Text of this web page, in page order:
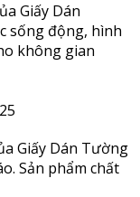
Giấy Dán
sống động, hình
không gian
Giấy Dán Tường
Sản phẩm chất